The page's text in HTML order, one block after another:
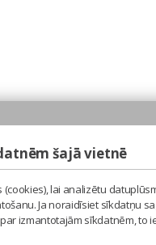
šajā vietnē
lai analizētu
Ja noraidīsiet sīkdatņu
izmantotajām sīkdatnēm,